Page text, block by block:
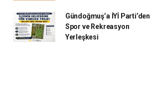
Gündoğmuş’a İYİ Parti’den
Spor ve Rekreasyon
Yerleşkesi